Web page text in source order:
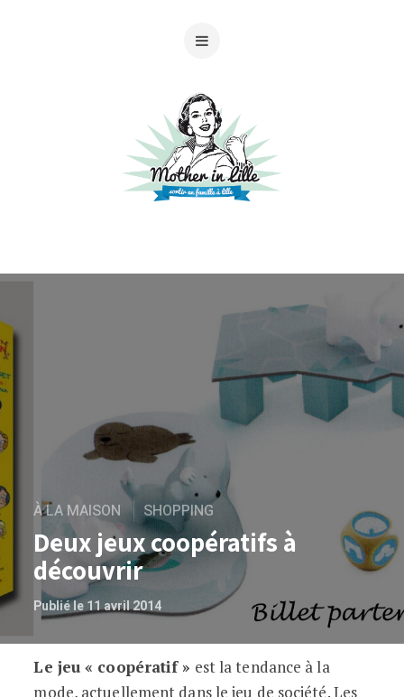
À LA MAISON SHOPPING
Deux jeux coopératifs à
découvrir
Publié le 11 avril 2014
Deux jeux coopératifs à découvrir
Le jeu « coopératif » est la tendance à la
mode, actuellement dans le jeu de société. Les